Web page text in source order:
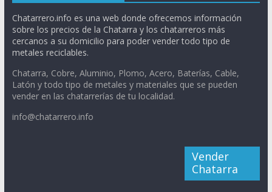
Chatarrero.info es una web donde ofrecemos información
sobre los precios de la Chatarra y los chatarreros más
cercanos a su domicilio para poder vender todo tipo de
metales reciclables.
Chatarra, Cobre, Aluminio, Plomo, Acero, Baterías, Cable,
Latón y todo tipo de metales y materiales que se pueden
vender en las chatarrerías de tu localidad.
info@chatarrero.info
Vender
Chatarra